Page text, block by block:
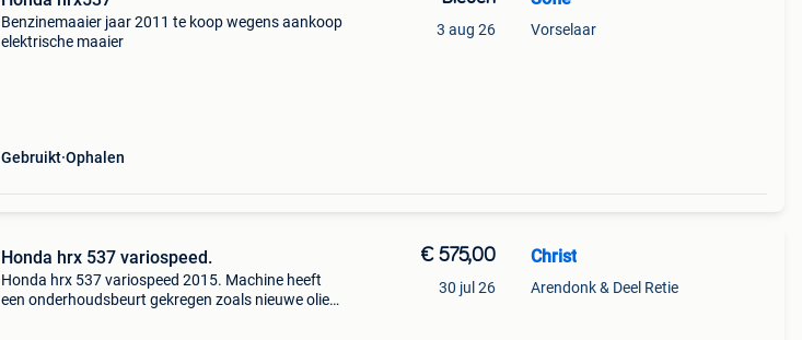
Benzinemaaier jaar 2011 te koop wegens aankoop
elektrische maaier
Gebruikt Ophalen
3 aug 26 Vorselaar
Honda hrx 537 variospeed.
Honda hrx 537 variospeed 2015. Machine heeft
een onderhoudsbeurt gekregen zoals nieuwe olie
€ 575,00
30 jul 26
Christ
Arendonk & Deel Retie